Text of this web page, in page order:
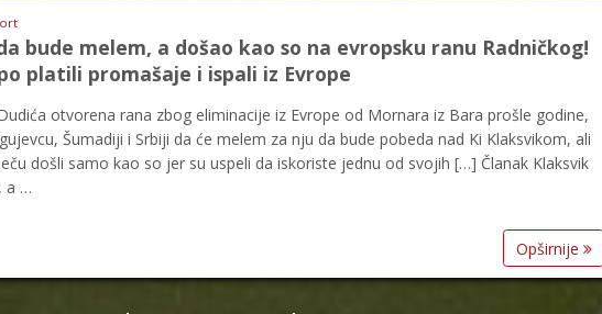
bude melem, a došao kao so na evropsku ranu Radničkog!
platili promašaje i ispali iz Evrope
otvorena rana zbog eliminacije iz Evrope od Mornara iz Bara prošle godine,
Šumadiji i Srbiji da će melem za nju da bude pobeda nad Ki Klaksvikom, ali
došli samo kao so jer su uspeli da iskoriste jednu od svojih […] Članak Klaksvik
a …
Opširnije